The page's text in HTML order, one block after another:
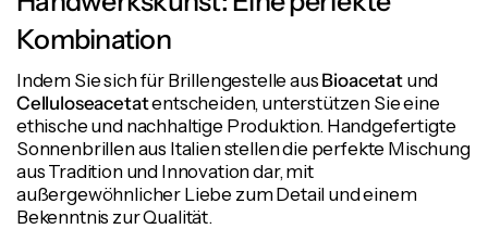
Kombination
Indem Sie sich für Brillengestelle aus Bioacetatund
Celluloseacetatentscheiden, unterstützen Sie eine
ethische und nachhaltige Produktion. Handgefertigte
Sonnenbrillen aus Italien stellen die perfekte Mischung
aus Tradition und Innovation dar, mit
außergewöhnlicher Liebe zum Detail und einem
Bekenntnis zur Qualität.